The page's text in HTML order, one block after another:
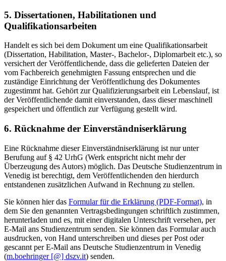
5. Dissertationen, Habilitationen und
Qualifikationsarbeiten
Handelt es sich bei dem Dokument um eine Qualifikationsarbeit
(Dissertation, Habilitation, Master-, Bachelor-, Diplomarbeit etc.), so
versichert der Veröffentlichende, dass die gelieferten Dateien der
vom Fachbereich genehmigten Fassung entsprechen und die
zuständige Einrichtung der Veröffentlichung des Dokumentes
zugestimmt hat. Gehört zur Qualifizierungsarbeit ein Lebenslauf, ist
der Veröffentlichende damit einverstanden, dass dieser maschinell
gespeichert und öffentlich zur Verfügung gestellt wird.
6. Rücknahme der Einverständniserklärung
Eine Rücknahme dieser Einverständniserklärung ist nur unter
Berufung auf § 42 UrhG (Werk entspricht nicht mehr der
Überzeugung des Autors) möglich. Das Deutsche Studienzentrum in
Venedig ist berechtigt, dem Veröffentlichenden den hierdurch
entstandenen zusätzlichen Aufwand in Rechnung zu stellen.
Sie können hier das Formular für die Erklärung (PDF-Format), in
dem Sie den genannten Vertragsbedingungen schriftlich zustimmen,
herunterladen und es, mit einer digitalen Unterschrift versehen, per
E-Mail ans Studienzentrum senden. Sie können das Formular auch
ausdrucken, von Hand unterschreiben und dieses per Post oder
gescannt per E-Mail ans Deutsche Studienzentrum in Venedig
(m.boehringer [@] dszv.it) senden.